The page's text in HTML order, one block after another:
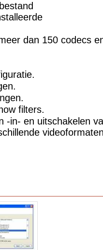
dan 150 codecs
filters.
-in- en uitschakelen